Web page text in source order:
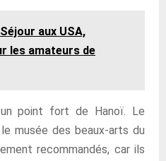
Séjour aux USA,
les amateurs de
point fort de Hanoï. Le
musée des beaux-arts du
recommandés, car ils